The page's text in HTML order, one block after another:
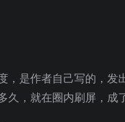
，是作者自己写的，
，就在圈内刷屏，成